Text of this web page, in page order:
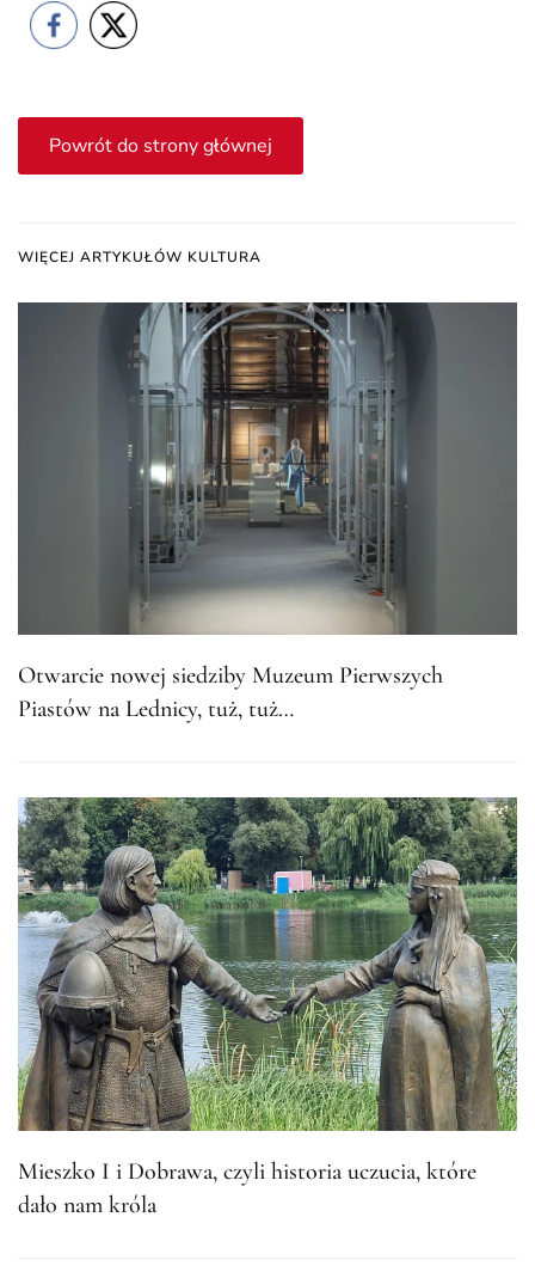
Powrót do strony głównej
WIĘCEJ ARTYKUŁÓW KULTURA
Otwarcie nowej siedziby Muzeum Pierwszych
Piastów na Lednicy, tuż, tuż…
Mieszko I i Dobrawa, czyli historia uczucia, które
dało nam króla